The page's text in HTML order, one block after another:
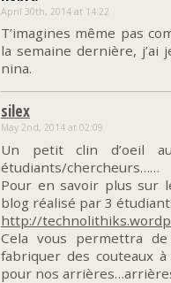
April 30th, 2014 at 14:22
T’imagines même pas
la semaine dernière, j’ai
nina.
silex
May 2nd, 2014 at 02:09
Un petit clin d’oeil
étudiants/chercheurs……
Pour en savoir plus sur
blog réalisé par 3
http://
Cela vous permettra
fabriquer des couteaux
pour nos